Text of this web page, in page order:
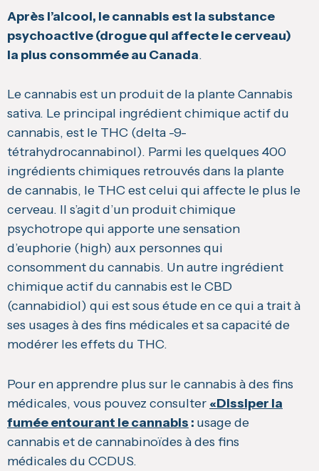
Après l’alcool, le cannabis est la substance
psychoactive (drogue qui affecte le cerveau)
la plus consommée au Canada.
Le cannabis est un produit de la plante Cannabis
sativa. Le principal ingrédient chimique actif du
cannabis, est le THC (delta -9-
tétrahydrocannabinol). Parmi les quelques 400
ingrédients chimiques retrouvés dans la plante
de cannabis, le THC est celui qui affecte le plus le
cerveau. Il s’agit d’un produit chimique
psychotrope qui apporte une sensation
d’euphorie (high) aux personnes qui
consomment du cannabis. Un autre ingrédient
chimique actif du cannabis est le CBD
(cannabidiol) qui est sous étude en ce qui a trait à
ses usages à des fins médicales et sa capacité de
modérer les effets du THC.
Pour en apprendre plus sur le cannabis à des fins
médicales, vous pouvez consulter «Dissiper la
fumée entourant le cannabis : usage de
cannabis et de cannabinoïdes à des fins
médicales du CCDUS.